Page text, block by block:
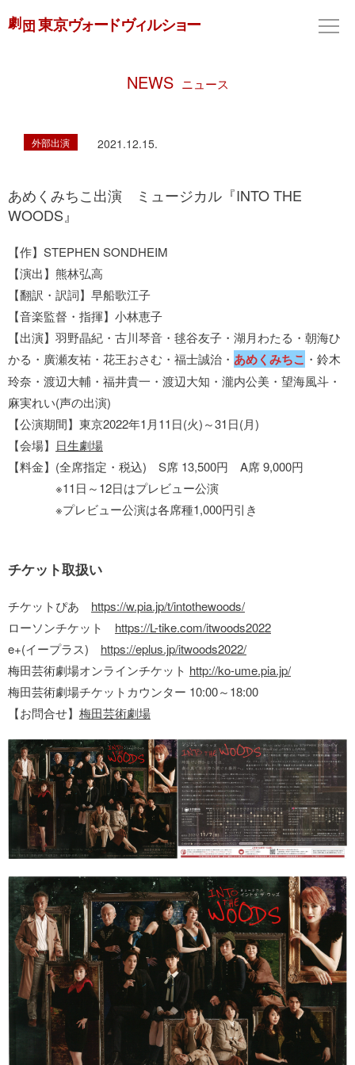
NEWS ニュース
外部出演 2021.12.15.
あめくみちこ出演 ミュージカル『INTO THE
WOODS』
【作】STEPHEN SONDHEIM
【演出】熊林弘高
【翻訳・訳詞】早船歌江子
【音楽監督・指揮】小林恵子
【出演】羽野晶紀・古川琴音・毬谷友子・湖月わたる・朝海ひ
かる・廣瀬友祐・花王おさむ・福士誠治・ あめくみちこ ・鈴木
玲奈・渡辺大輔・福井貴一・渡辺大知・瀧内公美・望海風斗・
麻実れい(声の出演)
【公演期間】東京2022年1月11日(火)～31日(月)
【会場】 日生劇場
【料金】(全席指定・税込) S席 13,500円 A席 9,000円
※11日～12日はプレビュー公演
※プレビュー公演は各席種1,000円引き
チケット取扱い
チケットぴあ https://w.pia.jp/t/intothewoods/
ローソンチケット https://L-tike.com/itwoods2022
e+(イープラス) https://eplus.jp/itwoods2022/
梅田芸術劇場オンラインチケット http://ko-ume.pia.jp/
梅田芸術劇場チケットカウンター 10:00～18:00
【お問合せ】 梅田芸術劇場